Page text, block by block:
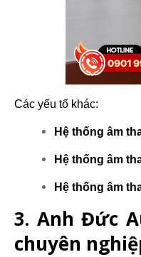
Các yếu tố khác:
Hệ thống âm
Hệ thống âm
Hệ thống âm
3. Anh Đức
chuyên